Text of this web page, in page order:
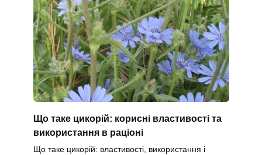
Що таке цикорій: корисні властивості та
використання в раціоні
Що таке цикорій: властивості, використання і